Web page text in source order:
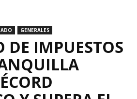
GENERALES
DE IMPUESTOS